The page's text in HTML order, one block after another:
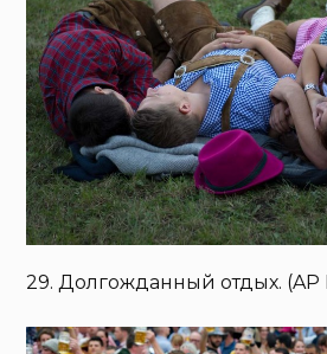
29. Долгожданный отдых. (AP